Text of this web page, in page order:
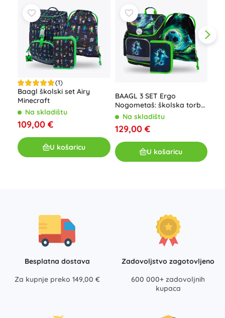
(1)
Baagl školski set Airy
Minecraft
Na skladištu
109,00 €
U košaricu
BAAGL 3 SET Ergo
Nogometaš: školska torba,
pernica, vrećica
Na skladištu
129,00 €
U košaricu
Besplatna dostava
Za kupnje preko 149,00 €
Zadovoljstvo zagotovljeno
600 000+ zadovoljnih
kupaca